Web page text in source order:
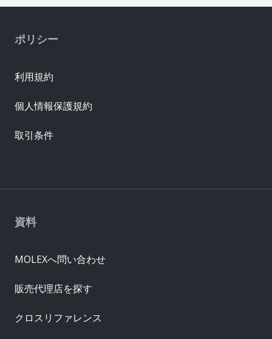
資料
MOLEXへ問い合わせ
販売代理店を探す
クロスリファレンス
ポリシー
利用規約
個人情報保護規約
取引条件